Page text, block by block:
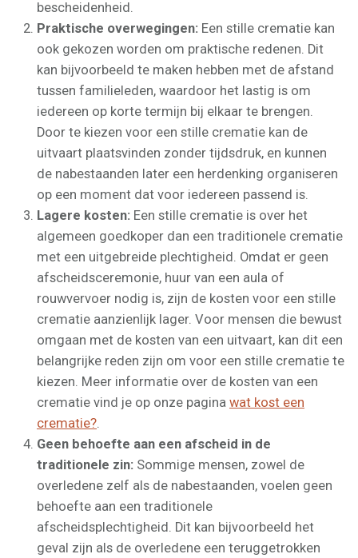
bescheidenheid.
Praktische overwegingen: Een stille crematie kan
ook gekozen worden om praktische redenen. Dit
kan bijvoorbeeld te maken hebben met de afstand
tussen familieleden, waardoor het lastig is om
iedereen op korte termijn bij elkaar te brengen.
Door te kiezen voor een stille crematie kan de
uitvaart plaatsvinden zonder tijdsdruk, en kunnen
de nabestaanden later een herdenking organiseren
op een moment dat voor iedereen passend is.
Lagere kosten: Een stille crematie is over het
algemeen goedkoper dan een traditionele crematie
met een uitgebreide plechtigheid. Omdat er geen
afscheidsceremonie, huur van een aula of
rouwvervoer nodig is, zijn de kosten voor een stille
crematie aanzienlijk lager. Voor mensen die bewust
omgaan met de kosten van een uitvaart, kan dit een
belangrijke reden zijn om voor een stille crematie te
kiezen. Meer informatie over de kosten van een
crematie vind je op onze pagina wat kost een
crematie?.
Geen behoefte aan een afscheid in de
traditionele zin: Sommige mensen, zowel de
overledene zelf als de nabestaanden, voelen geen
behoefte aan een traditionele
afscheidsplechtigheid. Dit kan bijvoorbeeld het
geval zijn als de overledene een teruggetrokken